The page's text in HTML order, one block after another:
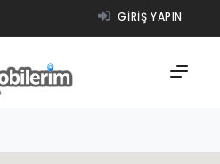
GIRIŞ YAPIN